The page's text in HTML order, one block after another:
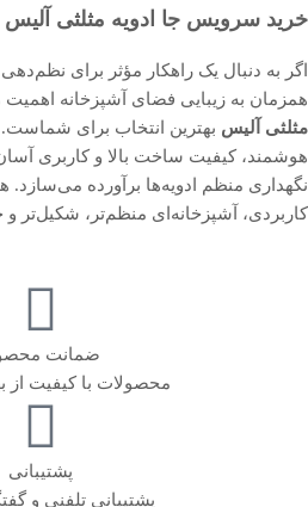
خرید سرویس جا ادویه مثلثی آلیس
اگر به دنبال یک راهکار مؤثر برای
همزمان به زیبایی فضای آشپزخانه اهمیت
مثلثی آلیس بهترین انتخاب برای
هوشمند، کیفیت ساخت بالا و کاربری
نگهداری منظم ادویه‌ها برآورده می‌سازد.
کاربردی، آشپزخانه‌ای منظم‌تر، شکیل‌تر و
ضمانت
محصولات با کیفیت از
پشتیبانی
پشتیبانی تلفنی و